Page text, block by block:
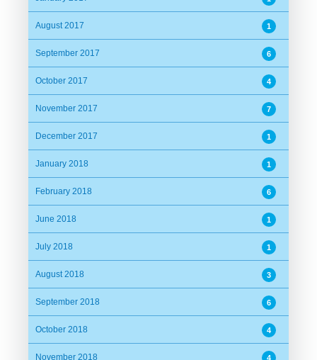
August 2017 1
September 2017 6
October 2017 4
November 2017 7
December 2017 1
January 2018 1
February 2018 6
June 2018 1
July 2018 1
August 2018 3
September 2018 6
October 2018 4
November 2018 4